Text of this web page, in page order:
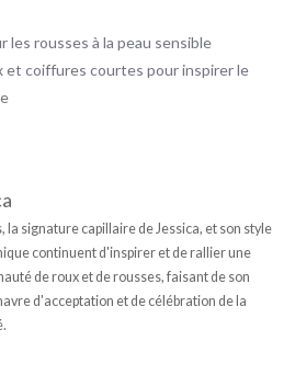
les rousses à la peau sensible
et coiffures courtes pour inspirer le
la signature capillaire de Jessica, et son style
continuent d'inspirer et de rallier une
de roux et de rousses, faisant de son
d'acceptation et de célébration de la